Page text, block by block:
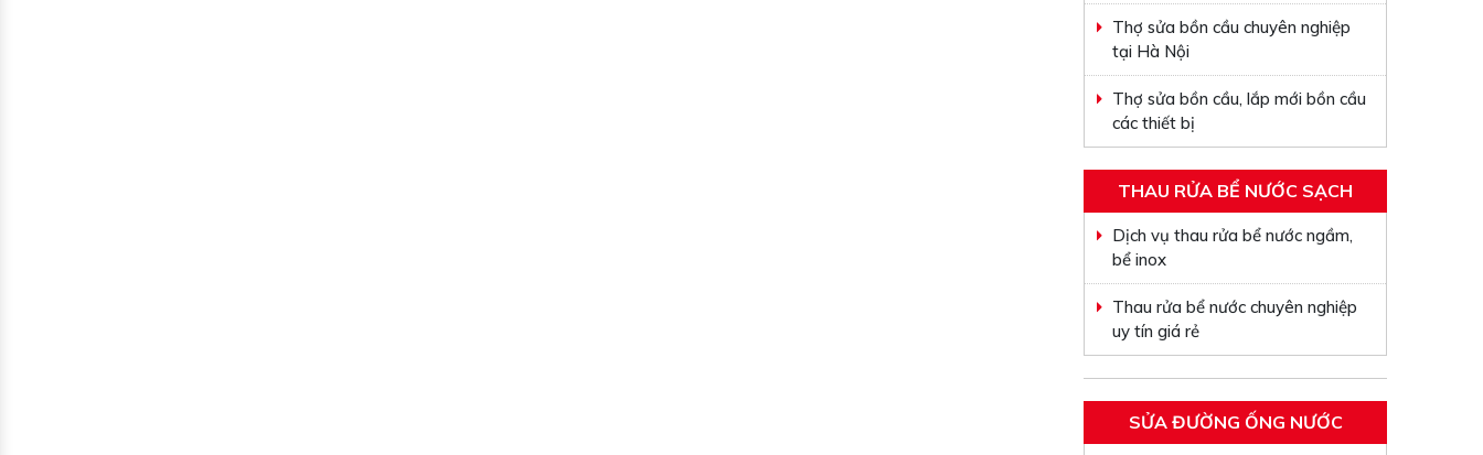
Thợ sửa bồn cầu chuyên nghiệp
tại Hà Nội
Thợ sửa bồn cầu, lắp mới bồn cầu
các thiết bị
THAU RỬA BỂ NƯỚC SẠCH
Dịch vụ thau rửa bể nước ngầm,
bể inox
Thau rửa bể nước chuyên nghiệp
uy tín giá rẻ
SỬA ĐƯỜNG ỐNG NƯỚC